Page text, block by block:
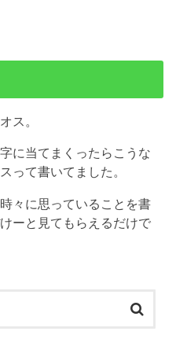
ス。
に当てまくったらこうな
って書いてました。
々に思っていることを書
ーと見てもらえるだけで